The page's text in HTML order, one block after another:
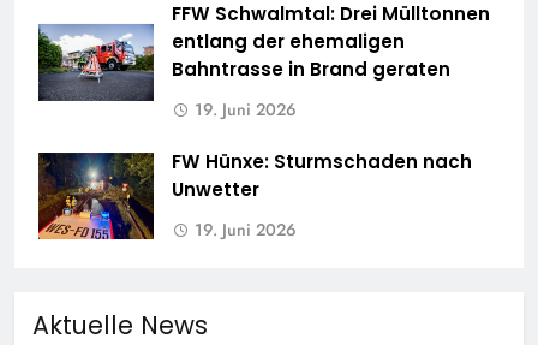
FFW Schwalmtal: Drei Mülltonnen
entlang der ehemaligen
Bahntrasse in Brand geraten
19. Juni 2026
FW Hünxe: Sturmschaden nach
Unwetter
19. Juni 2026
Aktuelle News